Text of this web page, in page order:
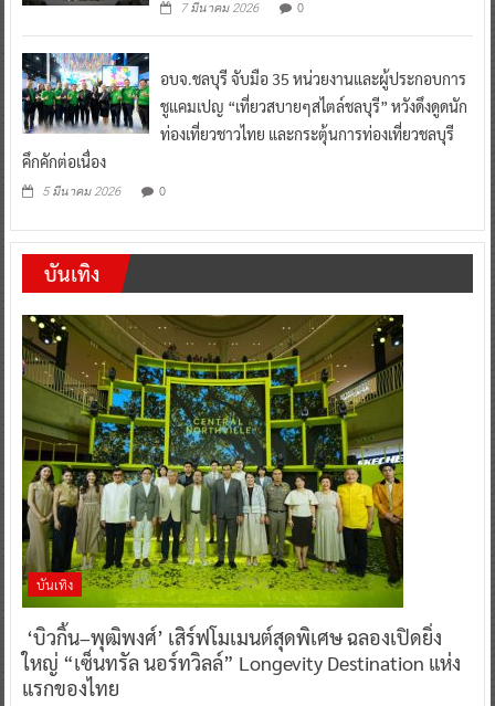
7 มีนาคม 2026 0
อบจ.ชลบุรี จับมือ 35 หน่วยงานและผู้ประกอบการ
ชูแคมเปญ “เที่ยวสบายๆสไตล์ชลบุรี” หวังดึงดูดนัก
ท่องเที่ยวชาวไทย และกระตุ้นการท่องเที่ยวชลบุรี
คึกคักต่อเนื่อง
5 มีนาคม 2026 0
บันเทิง
บันเทิง
‘บิวกิ้น–พุฒิพงศ์’ เสิร์ฟโมเมนต์สุดพิเศษ ฉลองเปิดยิ่ง
ใหญ่ “เซ็นทรัล นอร์ทวิลล์” Longevity Destination แห่ง
แรกของไทย